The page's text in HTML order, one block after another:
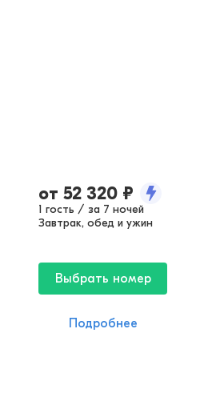
от 52 320 ₽
1 гость / за 7 ночей
Завтрак, обед и ужин
Выбрать номер
Подробнее